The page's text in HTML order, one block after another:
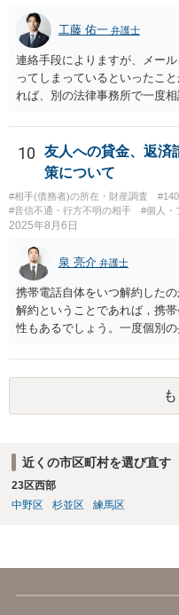
工藤 佑一 弁護士
連絡手段によりますが、メー
ってしまっているといったこ
れば、別の法律事務所で一度
10
友人への貸金、返済
策について
#相手(債務者)の所在・財産調査
#音信不通・行方不明の相手
#個人・
2025年8月6日
泉 亮介 弁護士
携帯電話自体をいつ解約した
解約ということであれば，携
性もあるでしょう。一度個別
近くの市区町村を選び直す
23区西部
中野区
杉並区 練馬区